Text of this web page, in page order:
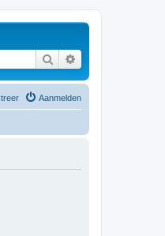
Zoek
Aanmelden